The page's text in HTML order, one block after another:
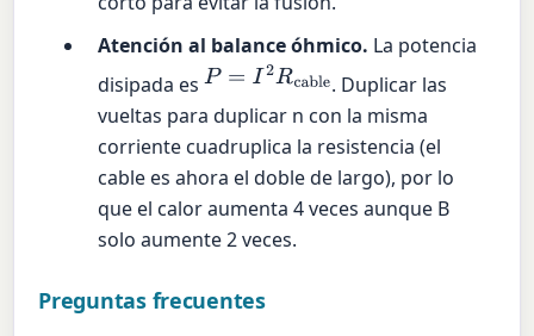
Atención al balance óhmico. La potencia
disipada esP= I2Rcable
. Duplicar las
vueltas para duplicar n con la misma
corriente cuadruplica la resistencia (el
cable es ahora el doble de largo), por lo
que el calor aumenta 4 veces aunque B
solo aumente 2 veces.
Preguntas frecuentes